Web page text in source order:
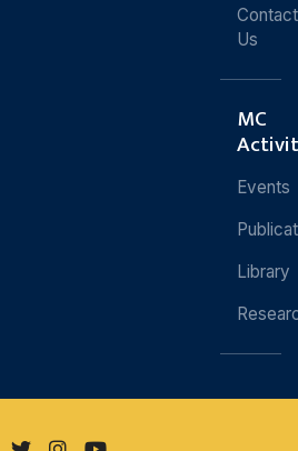
Contact
Us
MC
Events
Library